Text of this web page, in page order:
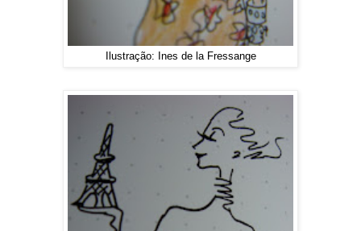
Ilustração: Ines de la Fressange